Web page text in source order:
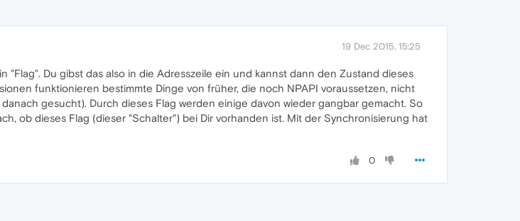
19 Dec 2015, 15:25
"Flag". Du gibst das also in die Adresszeile ein und kannst dann den Zustand dieses
funktionieren bestimmte Dinge von früher, die noch NPAPI voraussetzen, nicht
gesucht). Durch dieses Flag werden einige davon wieder gangbar gemacht. So
ob dieses Flag (dieser "Schalter") bei Dir vorhanden ist. Mit der Synchronisierung hat
0